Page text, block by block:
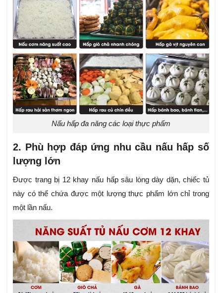
Nấu hấp đa năng các loại thực phẩm
2. Phù hợp đáp ứng nhu cầu nấu hấp số
lượng lớn
Được trang bị 12 khay nấu hấp sâu lòng dày dặn, chiếc tủ
này có thể chứa được một lượng thực phẩm lớn chỉ trong
một lần nấu.